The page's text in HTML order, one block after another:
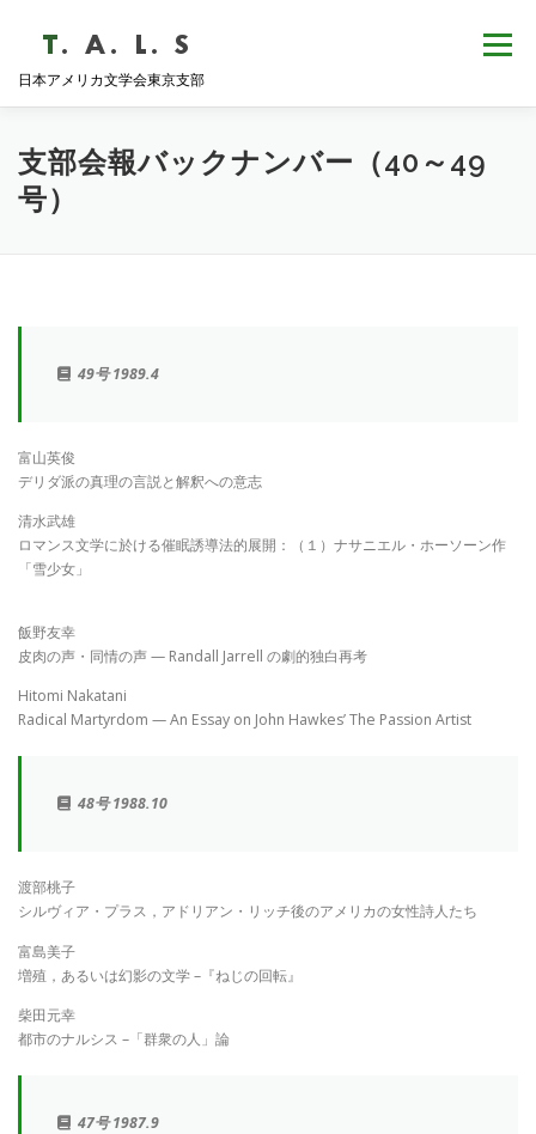
ツ
日本アメリカ文学会東京支部
メニュー
HOME NEWS 歴史・沿革 ABOUT
支部会報バックナンバー（40～49
号）
49号 1989.4
富山英俊
デリダ派の真理の言説と解釈への意志
清水武雄
ロマンス文学に於ける催眠誘導法的展開：（１）ナサニエル・ホーソーン作
「雪少女」
飯野友幸
皮肉の声・同情の声 — Randall Jarrell の劇的独白再考
Hitomi Nakatani
Radical Martyrdom — An Essay on John Hawkes’ The Passion Artist
48号 1988.10
渡部桃子
シルヴィア・プラス，アドリアン・リッチ後のアメリカの女性詩人たち
富島美子
増殖，あるいは幻影の文学 –『ねじの回転』
柴田元幸
都市のナルシス –「群衆の人」論
47号 1987.9